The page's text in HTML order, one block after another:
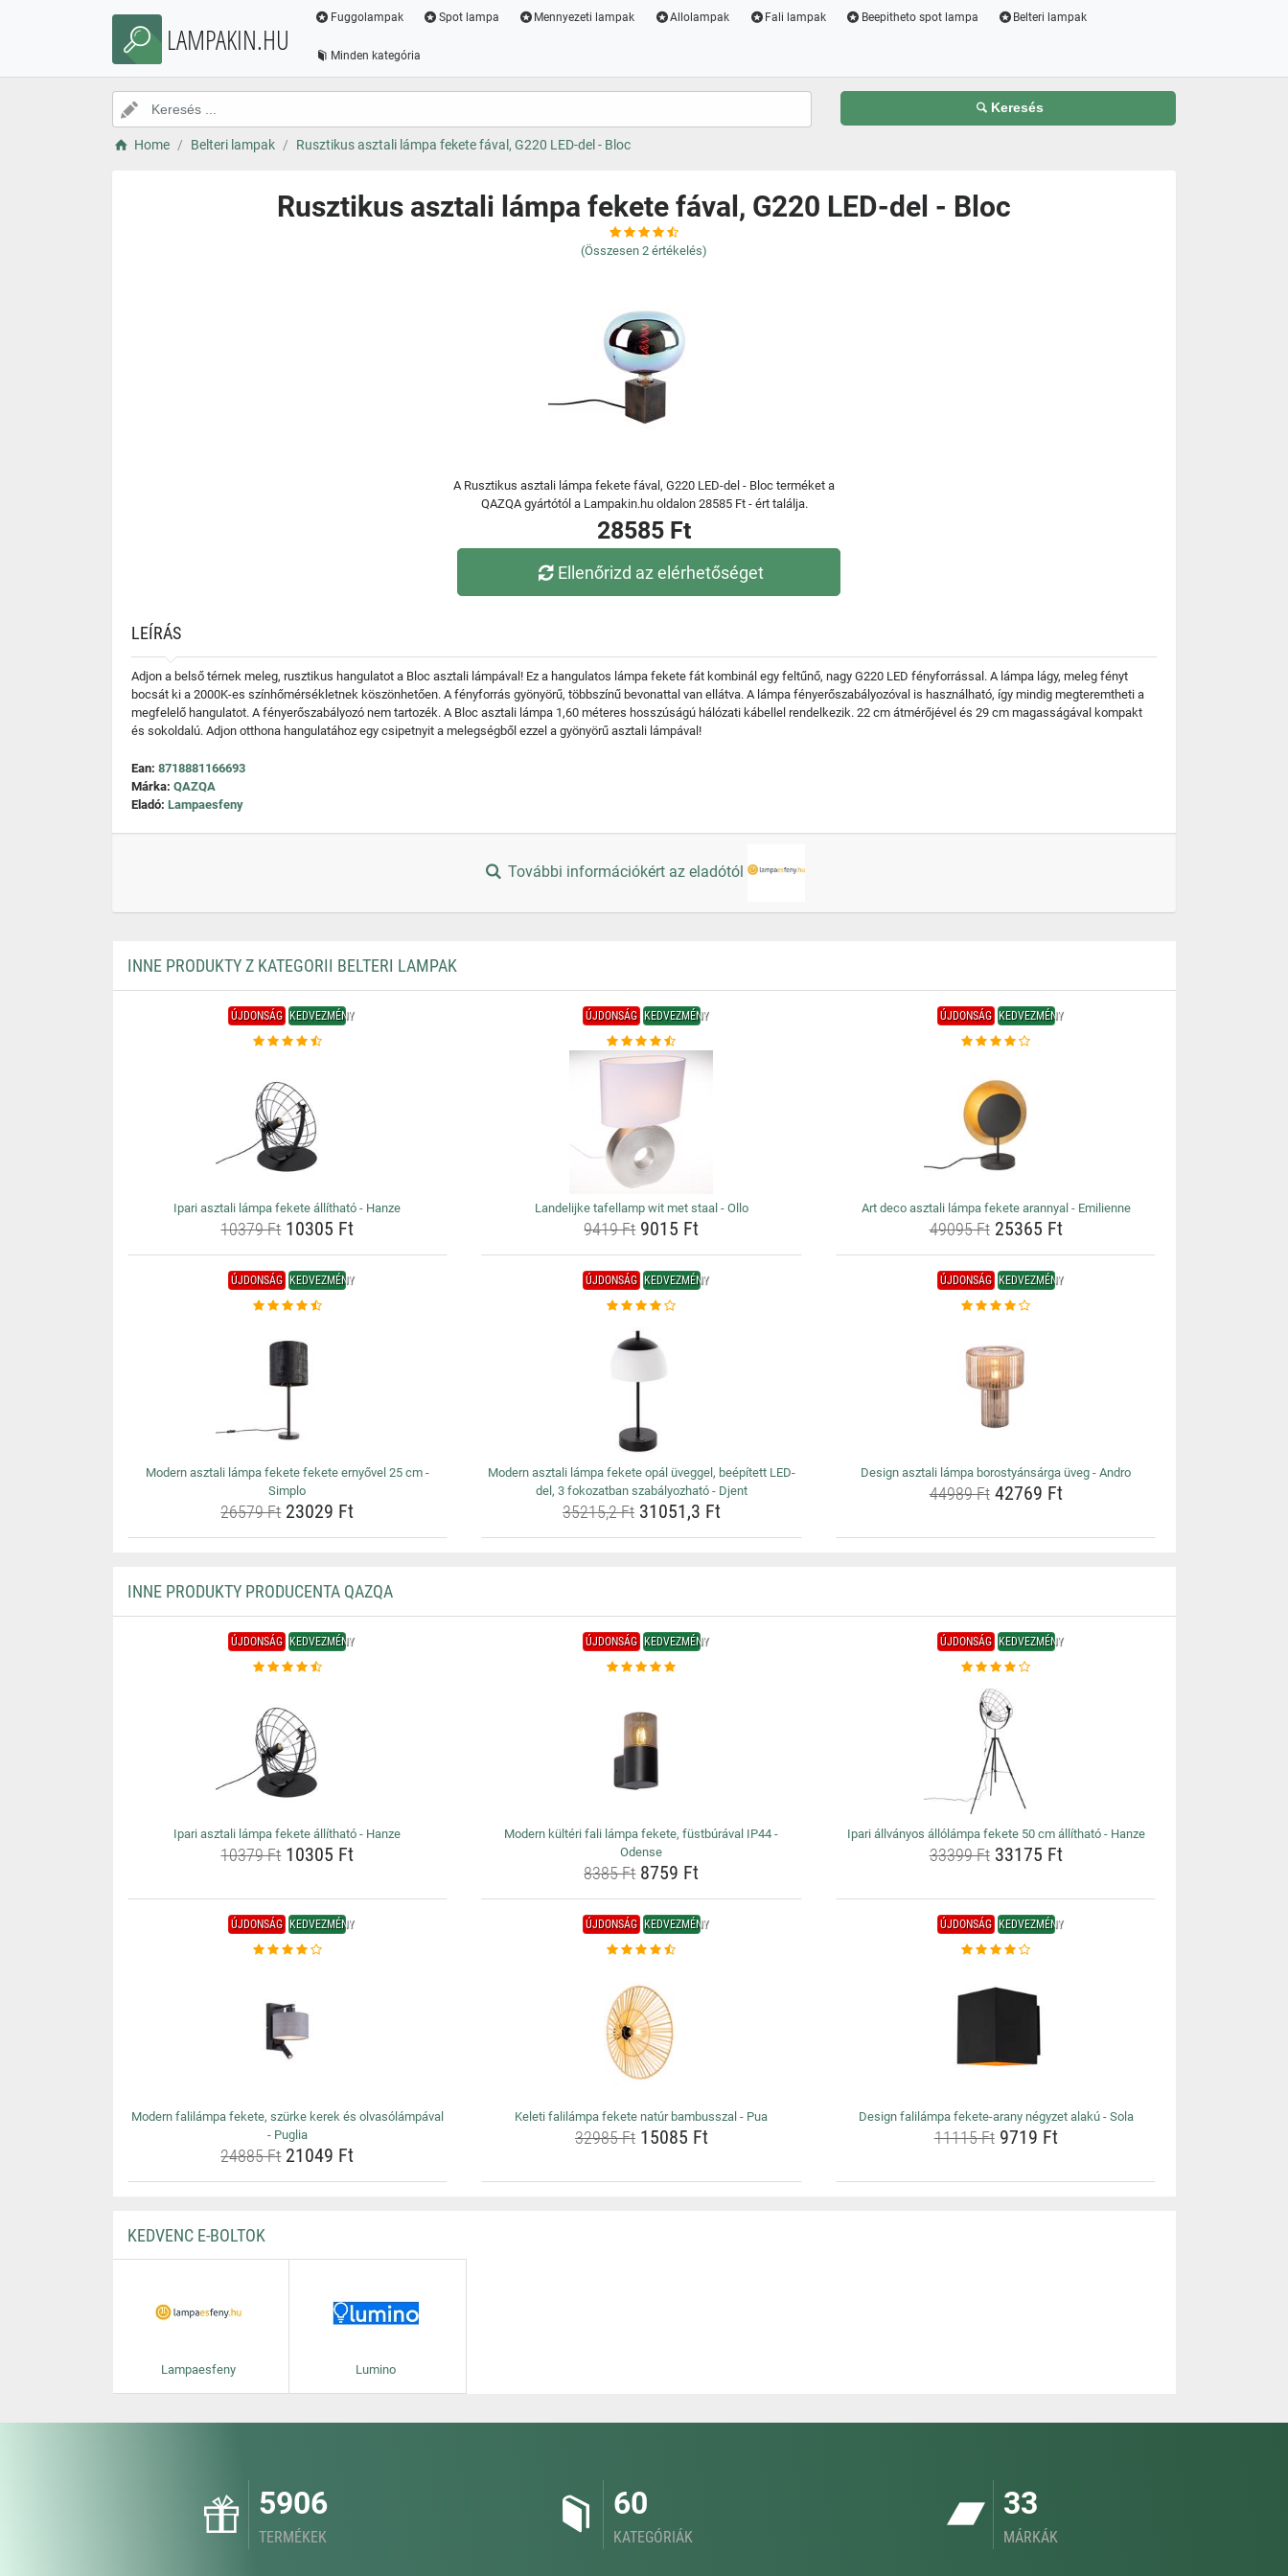
LAMPAKIN.HU
Fuggolampak Spot lampa Mennyezeti lampak Allolampak Fali lampak Beepitheto spot lampa Belteri lampak
Minden kategória
Keresés
Home Belteri lampak Rusztikus asztali lámpa fekete fával, G220 LED-del - Bloc
Rusztikus asztali lámpa fekete fával, G220 LED-del - Bloc
(Összesen 2 értékelés)
A Rusztikus asztali lámpa fekete fával, G220 LED-del - Bloc terméket a
QAZQA gyártótól a Lampakin.hu oldalon 28585 Ft - ért találja.
28585 Ft
Ellenőrizd az elérhetőséget
LEÍRÁS
Adjon a belső térnek meleg, rusztikus hangulatot a Bloc asztali lámpával! Ez a hangulatos lámpa fekete fát kombinál egy feltűnő, nagy G220 LED fényforrással. A lámpa lágy, meleg fényt
bocsát ki a 2000K-es színhőmérsékletnek köszönhetően. A fényforrás gyönyörű, többszínű bevonattal van ellátva. A lámpa fényerőszabályozóval is használható, így mindig megteremtheti a
megfelelő hangulatot. A fényerőszabályozó nem tartozék. A Bloc asztali lámpa 1,60 méteres hosszúságú hálózati kábellel rendelkezik. 22 cm átmérőjével és 29 cm magasságával kompakt
és sokoldalú. Adjon otthona hangulatához egy csipetnyit a melegségből ezzel a gyönyörű asztali lámpával!
Ean: 8718881166693
Márka: QAZQA
Eladó: Lampaesfeny
További információkért az eladótól
INNE PRODUKTY Z KATEGORII BELTERI LAMPAK
ÚJDONSÁG KEDVEZMÉNY
Ipari asztali lámpa fekete állítható - Hanze
10379 Ft10305 Ft
ÚJDONSÁG KEDVEZMÉNY
Landelijke tafellamp wit met staal - Ollo
9419 Ft9015 Ft
ÚJDONSÁG KEDVEZMÉNY
Art deco asztali lámpa fekete arannyal - Emilienne
49095 Ft25365 Ft
ÚJDONSÁG KEDVEZMÉNY
Modern asztali lámpa fekete fekete ernyővel 25 cm -
Simplo
26579 Ft23029 Ft
ÚJDONSÁG KEDVEZMÉNY
Modern asztali lámpa fekete opál üveggel, beépített LED-
del, 3 fokozatban szabályozható - Djent
35215,2 Ft31051,3 Ft
ÚJDONSÁG KEDVEZMÉNY
Design asztali lámpa borostyánsárga üveg - Andro
44989 Ft42769 Ft
INNE PRODUKTY PRODUCENTA QAZQA
ÚJDONSÁG KEDVEZMÉNY
Ipari asztali lámpa fekete állítható - Hanze
10379 Ft10305 Ft
ÚJDONSÁG KEDVEZMÉNY
Modern kültéri fali lámpa fekete, füstbúrával IP44 -
Odense
8385 Ft8759 Ft
ÚJDONSÁG KEDVEZMÉNY
Ipari állványos állólámpa fekete 50 cm állítható - Hanze
33399 Ft33175 Ft
ÚJDONSÁG KEDVEZMÉNY
Modern falilámpa fekete, szürke kerek és olvasólámpával
- Puglia
24885 Ft21049 Ft
ÚJDONSÁG KEDVEZMÉNY
Keleti falilámpa fekete natúr bambusszal - Pua
32985 Ft15085 Ft
ÚJDONSÁG KEDVEZMÉNY
Design falilámpa fekete-arany négyzet alakú - Sola
11115 Ft9719 Ft
KEDVENC E-BOLTOK
Lampaesfeny Lumino
5906
TERMÉKEK
60
KATEGÓRIÁK
33
MÁRKÁK